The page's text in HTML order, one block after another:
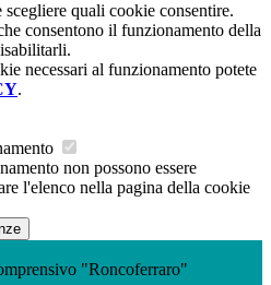
scegliere quali cookie consentire.
consentono il funzionamento della
necessari al funzionamento potete
.
non possono essere
l'elenco nella pagina della cookie
"Roncoferraro"